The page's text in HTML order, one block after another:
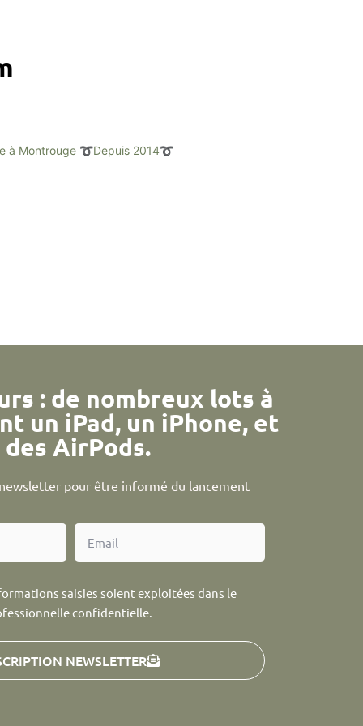
à Montrouge ➰Depuis 2014➰
: de nombreux lots à
un iPad, un iPhone, et
des AirPods.
pour être informé du lancement
saisies soient exploitées dans le
confidentielle.
NEWSLETTER